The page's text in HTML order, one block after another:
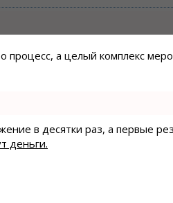
процесс, а целый комплекс
в десятки раз, а первые
деньги.